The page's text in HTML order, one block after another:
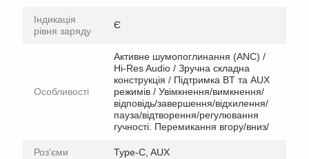
Індикація
рівня заряду
Є
Особливості
Активне шумопоглинання (ANC) /
Hi-Res Audio / Зручна складна
конструкція / Підтримка BT та AUX
режимів / Увімкнення/вимкнення/
відповідь/завершення/відхилення/
пауза/відтворення/регулювання
гучності. Перемикання вгору/вниз/
Роз'єми Type-C, AUX